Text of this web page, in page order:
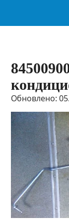
Обновлено: